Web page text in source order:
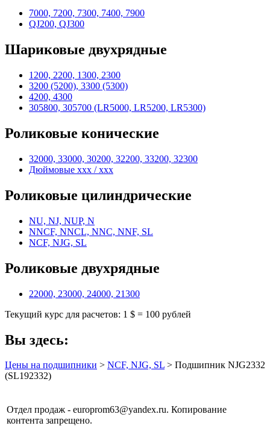
7000, 7200, 7300, 7400, 7900
QJ200, QJ300
Шариковые двухрядные
1200, 2200, 1300, 2300
3200 (5200), 3300 (5300)
4200, 4300
305800, 305700 (LR5000, LR5200, LR5300)
Роликовые конические
32000, 33000, 30200, 32200, 33200, 32300
Дюймовые xxx / xxx
Роликовые цилиндрические
NU, NJ, NUP, N
NNCF, NNCL, NNC, NNF, SL
NCF, NJG, SL
Роликовые двухрядные
22000, 23000, 24000, 21300
Текущий курс для расчетов: 1 $ = 100 рублей
Вы здесь:
Цены на подшипники > NCF, NJG, SL > Подшипник NJG2332
(SL192332)
Отдел продаж - europrom63@yandex.ru. Копирование
контента запрещено.